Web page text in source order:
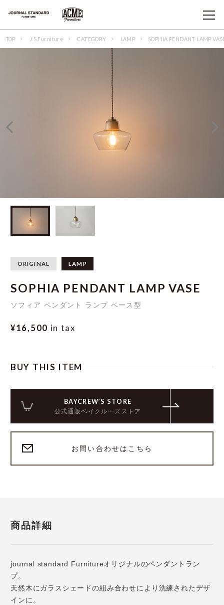
TOP J.S.Furniture CATEGORY LAMP SOPHIA PENDANT LAMP
ORIGINAL LAMP
SOPHIA PENDANT LAMP VASE
ソフィア ペンダント ランプ ベース型
¥16,500 in tax
BUY THIS ITEM
BAYCREW’S STORE
公式通販ベイクルーズストア
お問い合わせはこちら
商品詳細
journal standard Furnitureオリジナルのペンダントラン
プ。
天然木にガラスシェードの組み合わせにより洗練されたデザ
インに。